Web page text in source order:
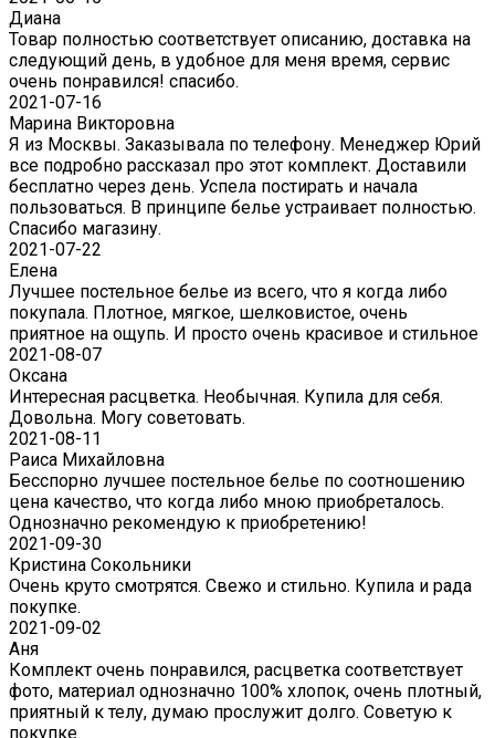
Диана
Товар полностью соответствует описанию, доставка на
следующий день, в удобное для меня время, сервис
очень понравился! спасибо.
2021-07-16
Марина Викторовна
Я из Москвы. Заказывала по телефону. Менеджер Юрий
все подробно рассказал про этот комплект. Доставили
бесплатно через день. Успела постирать и начала
пользоваться. В принципе белье устраивает полностью.
Спасибо магазину.
2021-07-22
Eлена
Лучшее постельное белье из всего, что я когда либо
покупала. Плотное, мягкое, шелковистое, очень
приятное на ощупь. И просто очень красивое и стильное
2021-08-07
Оксана
Интересная расцветка. Необычная. Купила для себя.
Довольна. Могу советовать.
2021-08-11
Раиса Михайловна
Бесспорно лучшее постельное белье по соотношению
цена качество, что когда либо мною приобреталось.
Однозначно рекомендую к приобретению!
2021-09-30
Кристина Сокольники
Очень круто смотрятся. Свежо и стильно. Купила и рада
покупке.
2021-09-02
Аня
Комплект очень понравился, расцветка соответствует
фото, материал однозначно 100% хлопок, очень плотный,
приятный к телу, думаю прослужит долго. Советую к
покупке.